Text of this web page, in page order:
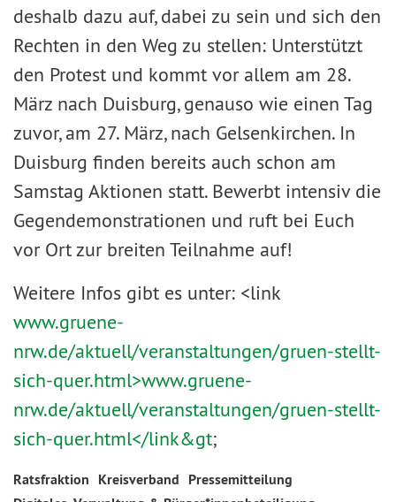
deshalb dazu auf, dabei zu sein und sich den
Rechten in den Weg zu stellen: Unterstützt
den Protest und kommt vor allem am 28.
März nach Duisburg, genauso wie einen Tag
zuvor, am 27. März, nach Gelsenkirchen. In
Duisburg finden bereits auch schon am
Samstag Aktionen statt. Bewerbt intensiv die
Gegendemonstrationen und ruft bei Euch
vor Ort zur breiten Teilnahme auf!
Weitere Infos gibt es unter: <link
www.gruene-
nrw.de/aktuell/veranstaltungen/gruen-stellt-
sich-quer.html>www.gruene-
nrw.de/aktuell/veranstaltungen/gruen-stellt-
sich-quer.html</link&gt;
Ratsfraktion Kreisverband Pressemitteilung